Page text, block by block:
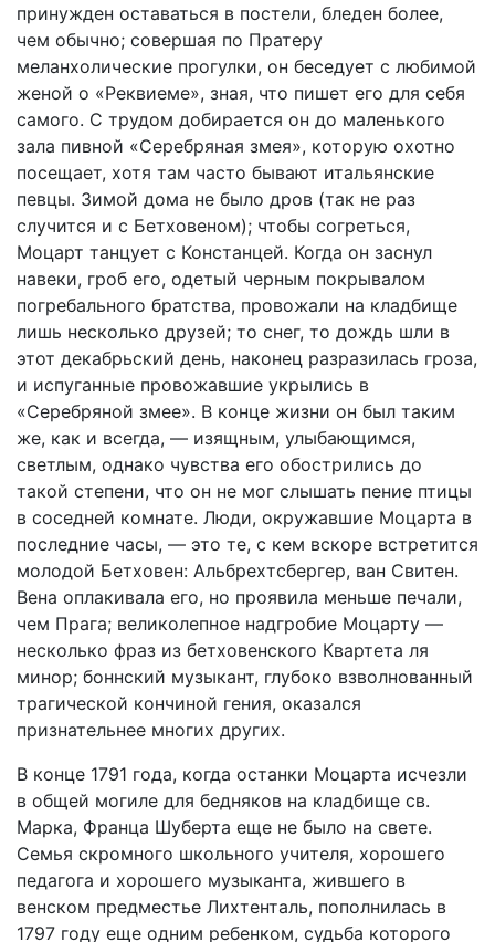
принужден оставаться в постели, бледен более,
чем обычно; совершая по Пратеру
меланхолические прогулки, он беседует с любимой
женой о «Реквиеме», зная, что пишет его для себя
самого. С трудом добирается он до маленького
зала пивной «Серебряная змея», которую охотно
посещает, хотя там часто бывают итальянские
певцы. Зимой дома не было дров (так не раз
случится и с Бетховеном); чтобы согреться,
Моцарт танцует с Констанцей. Когда он заснул
навеки, гроб его, одетый черным покрывалом
погребального братства, провожали на кладбище
лишь несколько друзей; то снег, то дождь шли в
этот декабрьский день, наконец разразилась гроза,
и испуганные провожавшие укрылись в
«Серебряной змее». В конце жизни он был таким
же, как и всегда, — изящным, улыбающимся,
светлым, однако чувства его обострились до
такой степени, что он не мог слышать пение птицы
в соседней комнате. Люди, окружавшие Моцарта в
последние часы, — это те, с кем вскоре встретится
молодой Бетховен: Альбрехтсбергер, ван Свитен.
Вена оплакивала его, но проявила меньше печали,
чем Прага; великолепное надгробие Моцарту —
несколько фраз из бетховенского Квартета ля
минор; боннский музыкант, глубоко взволнованный
трагической кончиной гения, оказался
признательнее многих других.
В конце 1791 года, когда останки Моцарта исчезли
в общей могиле для бедняков на кладбище св.
Марка, Франца Шуберта еще не было на свете.
Семья скромного школьного учителя, хорошего
педагога и хорошего музыканта, жившего в
венском предместье Лихтенталь, пополнилась в
1797 году еще одним ребенком, судьба которого